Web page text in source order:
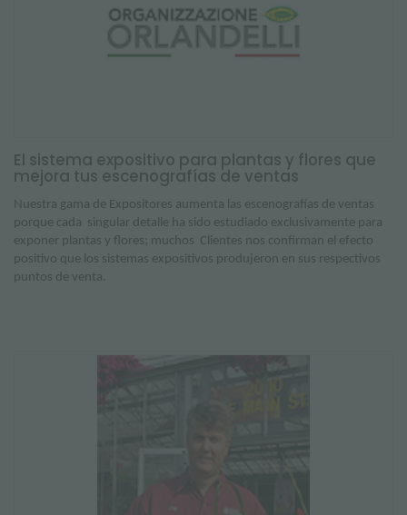
El sistema expositivo para plantas y flores que
mejora tus escenografías de ventas
Nuestra gama de Expositores aumenta las escenografías de ventas
porque cada singular detalle ha sido estudiado exclusivamente para
exponer plantas y flores; muchos Clientes nos confirman el efecto
positivo que los sistemas expositivos produjeron en sus respectivos
puntos de venta.